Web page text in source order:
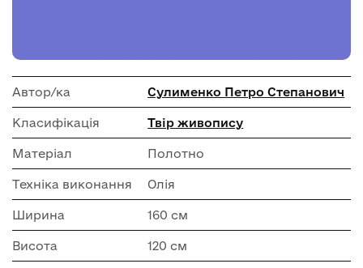
Автор/ка Сулименко Петро Степанович
Класифікація Твір живопису
Матеріал Полотно
Техніка виконання Олія
Ширина 160 см
Висота 120 см